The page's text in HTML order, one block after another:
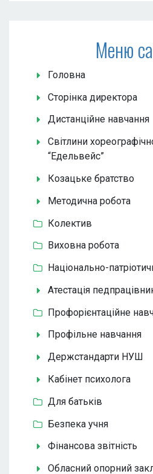
Меню
Головна
Сторінка директора
Дистанційне навчання
Світлини
“Едельвейс”
Козацьке братство
Методична робота
Колектив
Виховна робота
Національно-
Атестація
Профорієнтаційне
Профільне навчання
Держстандарти НУШ
Кабінет психолога
Для батьків
Безпека учня
Фінансова звітність
Обласний опорний